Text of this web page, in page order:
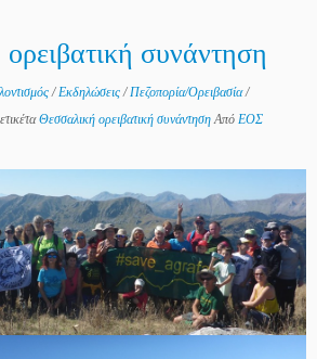
συνάντηση
/Εκδηλώσεις/Πεζοπορία/Ορειβασία/
Θεσσαλική ορειβατική συνάντησηΑπό ΕΟΣ